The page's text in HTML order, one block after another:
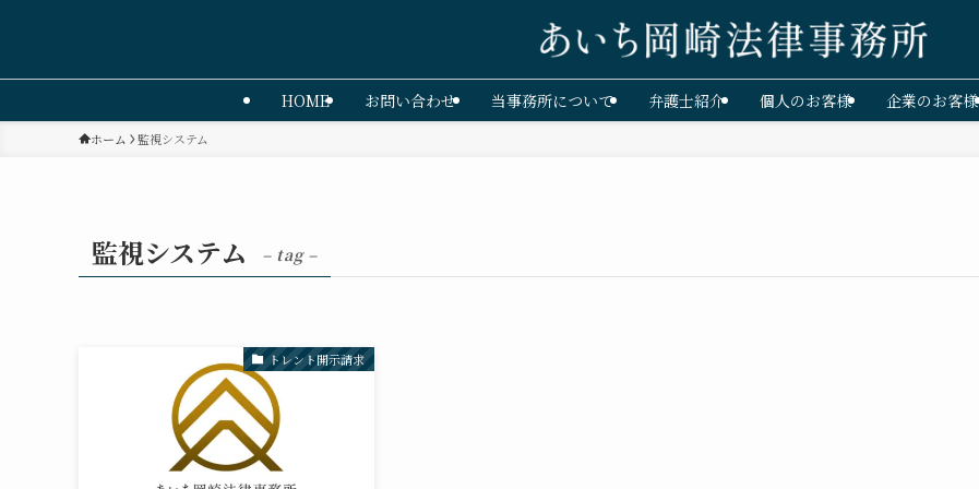
HOME お問い合わせ 当事務所について 弁護士紹介 個人のお客様 企業のお客様
ホーム 監視システム
監視システム – tag –
トレント開示請求